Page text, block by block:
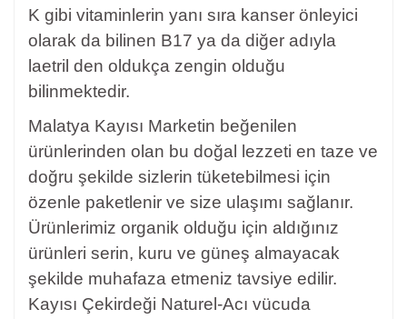
K gibi vitaminlerin yanı sıra kanser önleyici
olarak da bilinen B17 ya da diğer adıyla
laetril den oldukça zengin olduğu
bilinmektedir.
Malatya Kayısı Marketin beğenilen
ürünlerinden olan bu doğal lezzeti en taze ve
doğru şekilde sizlerin tüketebilmesi için
özenle paketlenir ve size ulaşımı sağlanır.
Ürünlerimiz organik olduğu için aldığınız
ürünleri serin, kuru ve güneş almayacak
şekilde muhafaza etmeniz tavsiye edilir.
Kayısı Çekirdeği Naturel-Acı vücuda